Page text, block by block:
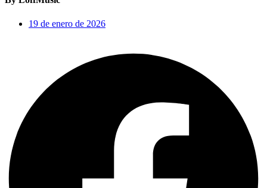
19 de enero de 2026